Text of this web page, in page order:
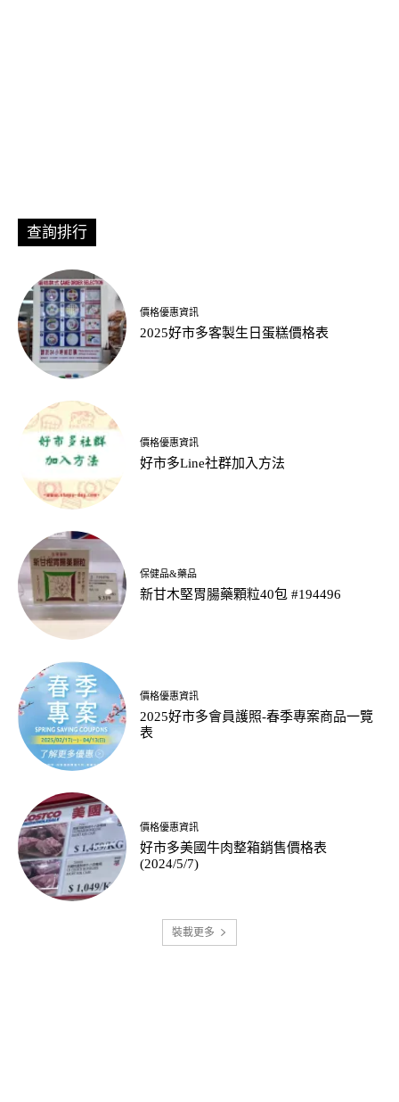
查詢排行
價格優惠資訊
2025好市多客製生日蛋糕價格表
價格優惠資訊
好市多Line社群加入方法
保健品&藥品
新甘木堅胃腸藥顆粒40包 #194496
價格優惠資訊
2025好市多會員護照-春季專案商品一覽
表
價格優惠資訊
好市多美國牛肉整箱銷售價格表
(2024/5/7)
裝載更多